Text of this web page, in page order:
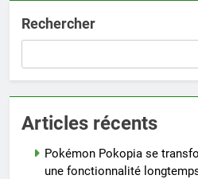
Rechercher
Articles récents
Pokémon Pokopia se
une fonctionnalité